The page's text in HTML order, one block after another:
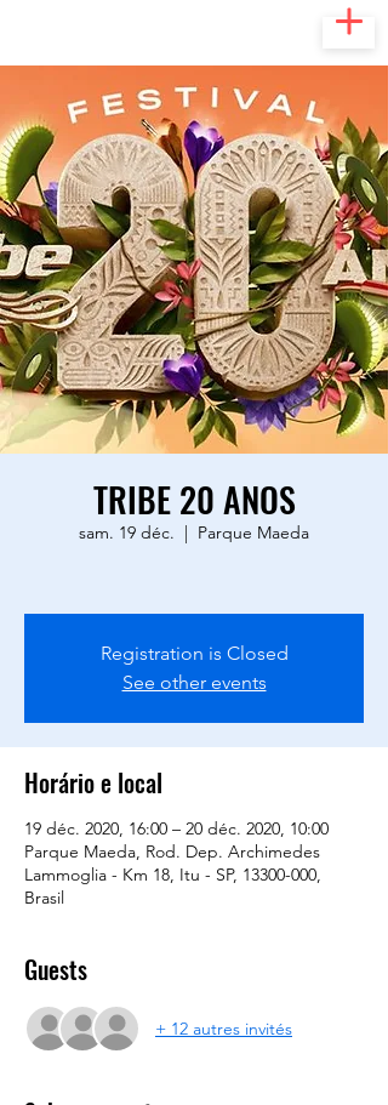
TRIBE 20 ANOS
sam. 19 déc.
  |
Parque Maeda
Registration is Closed
See other events
Horário e local
19 déc. 2020, 16:00 – 20 déc. 2020, 10:00
Parque Maeda, Rod. Dep. Archimedes
Lammoglia - Km 18, Itu - SP, 13300-000,
Brasil
Guests
+ 12 autres invités